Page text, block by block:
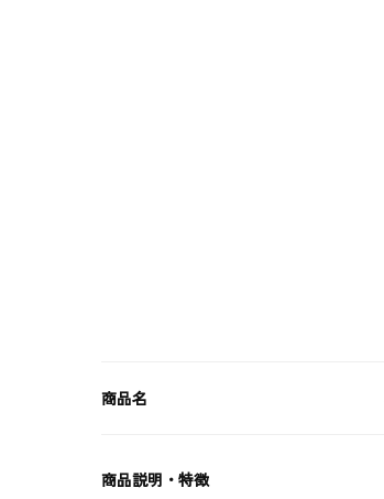
商品名
商品説明・特徴